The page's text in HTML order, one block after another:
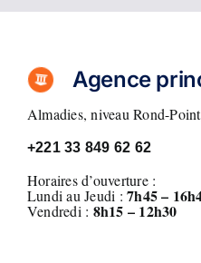
Conseil de conformité
Particuliers
Entreprises
Agence
Almadies, niveau Rond-
+221 33 849 62 62
Horaires d’ouverture :
Lundi au Jeudi :7h45 –
Vendredi : 8h15 – 12h30